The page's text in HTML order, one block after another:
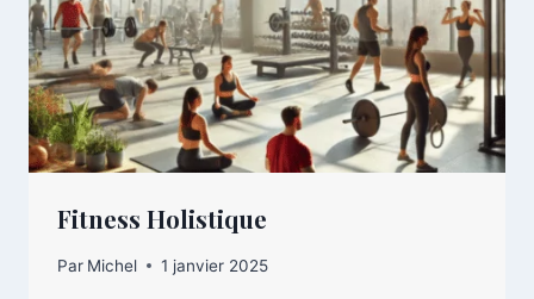
Fitness Holistique
Par Michel 1 janvier 2025